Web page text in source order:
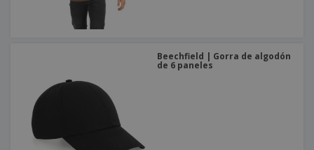
Beechfield | Gorra de algodón
de 6 paneles